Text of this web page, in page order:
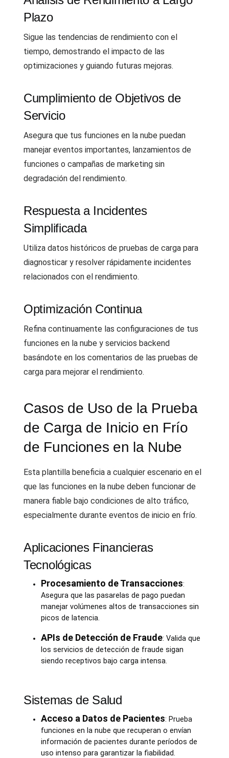
Plazo
Sigue las tendencias de rendimiento con el
tiempo, demostrando el impacto de las
optimizaciones y guiando futuras mejoras.
Cumplimiento de Objetivos de
Servicio
Asegura que tus funciones en la nube puedan
manejar eventos importantes, lanzamientos de
funciones o campañas de marketing sin
degradación del rendimiento.
Respuesta a Incidentes
Simplificada
Utiliza datos históricos de pruebas de carga para
diagnosticar y resolver rápidamente incidentes
relacionados con el rendimiento.
Optimización Continua
Refina continuamente las configuraciones de tus
funciones en la nube y servicios backend
basándote en los comentarios de las pruebas de
carga para mejorar el rendimiento.
Casos de Uso de la Prueba
de Carga de Inicio en Frío
de Funciones en la Nube
Esta plantilla beneficia a cualquier escenario en el
que las funciones en la nube deben funcionar de
manera fiable bajo condiciones de alto tráfico,
especialmente durante eventos de inicio en frío.
Aplicaciones Financieras
Tecnológicas
Procesamiento de Transacciones:
Asegura que las pasarelas de pago puedan
manejar volúmenes altos de transacciones sin
picos de latencia.
APIs de Detección de Fraude: Valida que
los servicios de detección de fraude sigan
siendo receptivos bajo carga intensa.
Sistemas de Salud
Acceso a Datos de Pacientes: Prueba
funciones en la nube que recuperan o envían
información de pacientes durante períodos de
uso intenso para garantizar la fiabilidad.